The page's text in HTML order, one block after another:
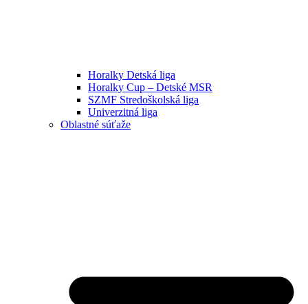
Horalky Detská liga
Horalky Cup – Detské MSR
SZMF Stredoškolská liga
Univerzitná liga
Oblastné súťaže